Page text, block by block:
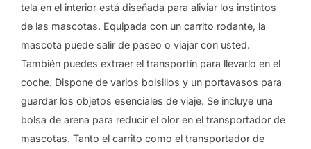
tela en el interior está diseñada para aliviar los instintos
de las mascotas. Equipada con un carrito rodante, la
mascota puede salir de paseo o viajar con usted.
También puedes extraer el transportín para llevarlo en el
coche. Dispone de varios bolsillos y un portavasos para
guardar los objetos esenciales de viaje. Se incluye una
bolsa de arena para reducir el olor en el transportador de
mascotas. Tanto el carrito como el transportador de